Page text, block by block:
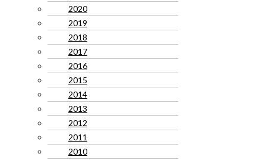
2020
2019
2018
2017
2016
2015
2014
2013
2012
2011
2010